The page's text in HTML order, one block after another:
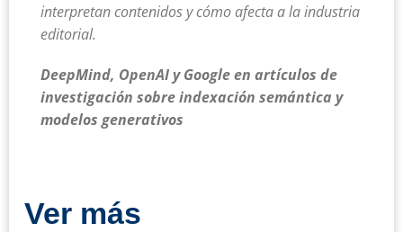
interpretan contenidos y cómo afecta a la industria
editorial.
DeepMind, OpenAI y Google en artículos de
investigación sobre indexación semántica y
modelos generativos
Ver más